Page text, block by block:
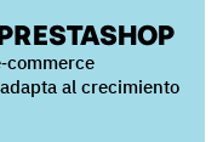
al crecimiento